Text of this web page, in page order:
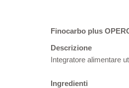
Finocarbo plus
Descrizione
Integratore alimentare
Ingredienti